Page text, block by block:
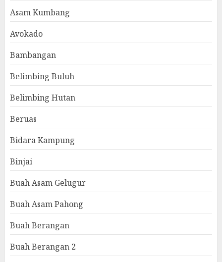
Asam Kumbang
Avokado
Bambangan
Belimbing Buluh
Belimbing Hutan
Beruas
Bidara Kampung
Binjai
Buah Asam Gelugur
Buah Asam Pahong
Buah Berangan
Buah Berangan 2